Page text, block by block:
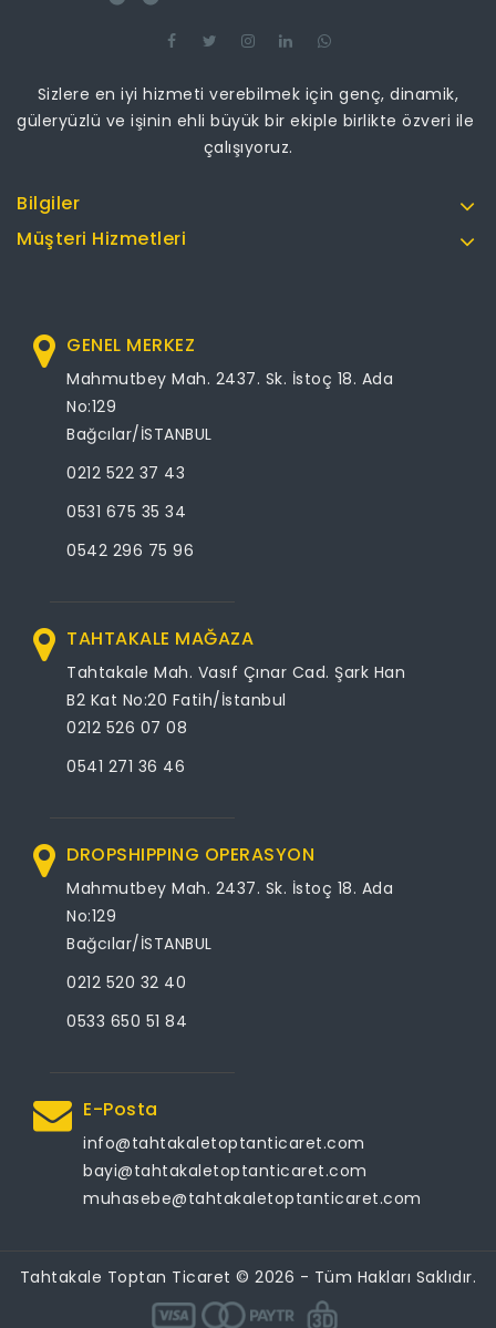
Sizlere en iyi hizmeti verebilmek için genç, dinamik,
güleryüzlü ve işinin ehli büyük bir ekiple birlikte özveri ile
çalışıyoruz.
Bilgiler
Müşteri Hizmetleri
GENEL MERKEZ
Mahmutbey Mah. 2437. Sk. İstoç 18. Ada
No:129
Bağcılar/İSTANBUL
0212 522 37 43
0531 675 35 34
0542 296 75 96
TAHTAKALE MAĞAZA
Tahtakale Mah. Vasıf Çınar Cad. Şark Han
B2 Kat No:20 Fatih/İstanbul
0212 526 07 08
0541 271 36 46
DROPSHIPPING OPERASYON
Mahmutbey Mah. 2437. Sk. İstoç 18. Ada
No:129
Bağcılar/İSTANBUL
0212 520 32 40
0533 650 51 84
E-Posta
info@tahtakaletoptanticaret.com
bayi@tahtakaletoptanticaret.com
muhasebe@tahtakaletoptanticaret.com
Tahtakale Toptan Ticaret © 2026 - Tüm Hakları Saklıdır.